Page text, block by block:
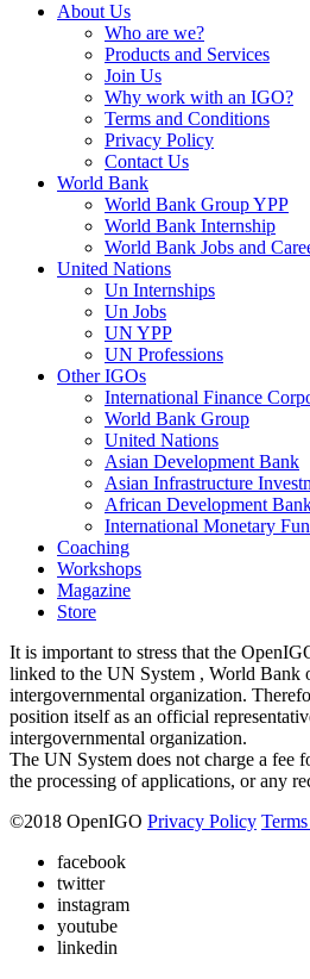
About Us
Who are we?
Products and Services
Join Us
Why work with an IGO?
Terms and Conditions
Privacy Policy
Contact Us
World Bank
World Bank Group YPP
World Bank Internship
World Bank Jobs and
United Nations
Un Internships
Un Jobs
UN YPP
UN Professions
Other IGOs
International Finance
World Bank Group
United Nations
Asian Development Bank
Asian Infrastructure
African Development
International Monetary
Coaching
Workshops
Magazine
Store
It is important to stress that the
linked to the UN System , World Bank
intergovernmental organization.
position itself as an official
intergovernmental organization.
The UN System does not charge a fee
the processing of applications, or any
©2018 OpenIGO Privacy Policy
facebook
twitter
instagram
youtube
linkedin